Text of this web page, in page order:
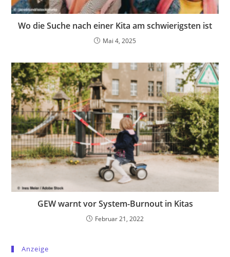
Wo die Suche nach einer Kita am schwierigsten ist
Mai 4, 2025
GEW warnt vor System-Burnout in Kitas
Februar 21, 2022
Anzeige